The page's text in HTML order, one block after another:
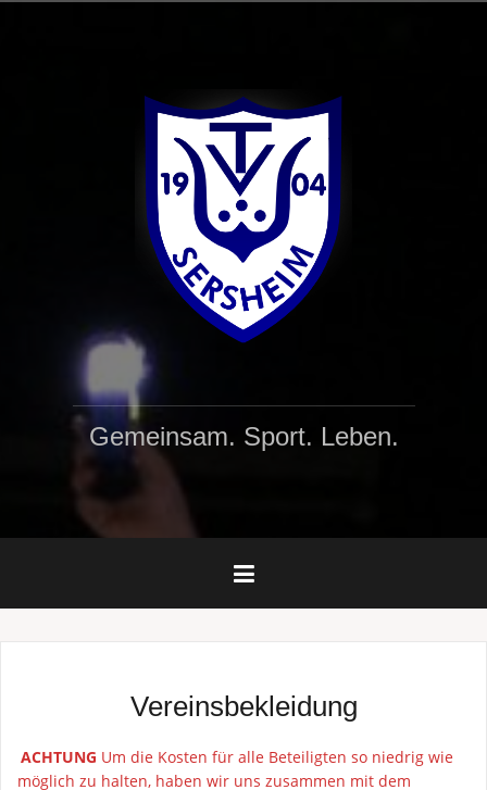
Gemeinsam. Sport. Leben.
Vereinsbekleidung
ACHTUNG Um die Kosten für alle Beteiligten so niedrig wie
möglich zu halten, haben wir uns zusammen mit dem